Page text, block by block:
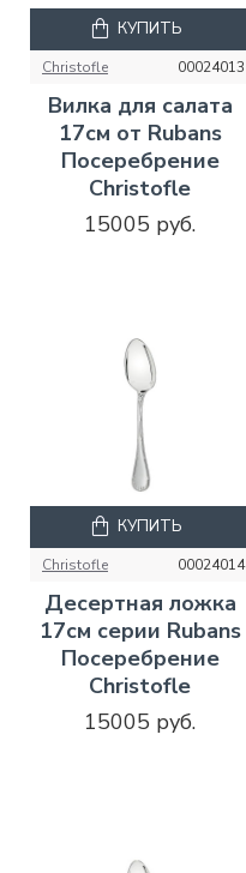
Christofle 00024013
Вилка для салата
17см от Rubans
Посеребрение
Christofle
15005 руб.
КУПИТЬ
Christofle 00024014
Десертная ложка
17см серии Rubans
Посеребрение
Christofle
15005 руб.
КУПИТЬ